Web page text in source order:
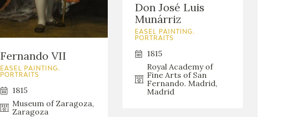
Fernando VII
EASEL PAINTING.
PORTRAITS
1815
Museum of Zaragoza,
Zaragoza
Don José Luis
Munárriz
EASEL PAINTING.
PORTRAITS
1815
Royal Academy of
Fine Arts of San
Fernando. Madrid,
Madrid